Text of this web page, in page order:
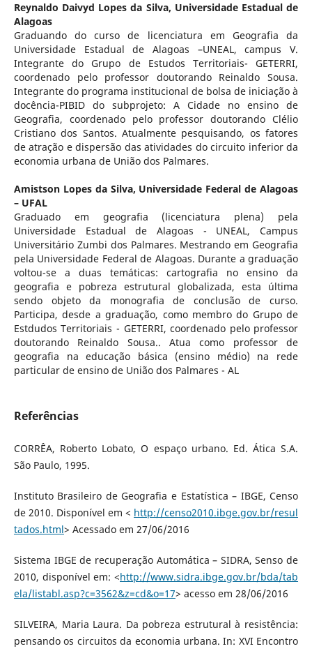
Reynaldo Daivyd Lopes da Silva, Universidade Estadual de
Alagoas
Graduando do curso de licenciatura em Geografia da
Universidade Estadual de Alagoas –UNEAL, campus V.
Integrante do Grupo de Estudos Territoriais- GETERRI,
coordenado pelo professor doutorando Reinaldo Sousa.
Integrante do programa institucional de bolsa de iniciação à
docência-PIBID do subprojeto: A Cidade no ensino de
Geografia, coordenado pelo professor doutorando Clélio
Cristiano dos Santos. Atualmente pesquisando, os fatores
de atração e dispersão das atividades do circuito inferior da
economia urbana de União dos Palmares.
Amistson Lopes da Silva, Universidade Federal de Alagoas
– UFAL
Graduado em geografia (licenciatura plena) pela
Universidade Estadual de Alagoas - UNEAL, Campus
Universitário Zumbi dos Palmares. Mestrando em Geografia
pela Universidade Federal de Alagoas. Durante a graduação
voltou-se a duas temáticas: cartografia no ensino da
geografia e pobreza estrutural globalizada, esta última
sendo objeto da monografia de conclusão de curso.
Participa, desde a graduação, como membro do Grupo de
Estdudos Territoriais - GETERRI, coordenado pelo professor
doutorando Reinaldo Sousa.. Atua como professor de
geografia na educação básica (ensino médio) na rede
particular de ensino de União dos Palmares - AL
Referências
CORRÊA, Roberto Lobato, O espaço urbano. Ed. Ática S.A.
São Paulo, 1995.
Instituto Brasileiro de Geografia e Estatística – IBGE, Censo
de 2010. Disponível em < http://censo2010.ibge.gov.br/resul
tados.html> Acessado em 27/06/2016
Sistema IBGE de recuperação Automática – SIDRA, Senso de
2010, disponível em: <http://www.sidra.ibge.gov.br/bda/tab
ela/listabl.asp?c=3562&z=cd&o=17> acesso em 28/06/2016
SILVEIRA, Maria Laura. Da pobreza estrutural à resistência:
pensando os circuitos da economia urbana. In: XVI Encontro